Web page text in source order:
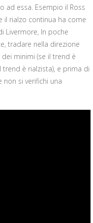
ad essa. Esempio il Ross
il rialzo continua ha come
Livermore, In poche
tradare nella direzione
minimi (se il trend è
è rialzista), e prima di
si verifichi una